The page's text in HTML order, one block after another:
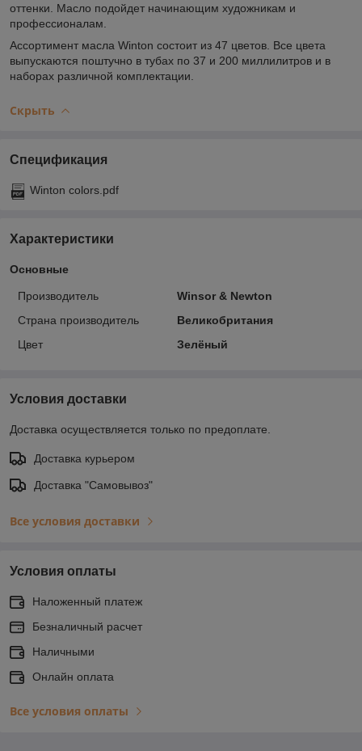
оттенки. Масло подойдет начинающим художникам и
профессионалам.
Ассортимент масла Winton состоит из 47 цветов. Все цвета
выпускаются поштучно в тубах по 37 и 200 миллилитров и в
наборах различной комплектации.
Скрыть
Спецификация
Winton colors.pdf
Характеристики
Основные
Производитель
Winsor & Newton
Страна производитель
Великобритания
Цвет
Зелёный
Условия доставки
Доставка осуществляется только по предоплате.
Доставка курьером
Доставка "Самовывоз"
Все условия доставки
Условия оплаты
Наложенный платеж
Безналичный расчет
Наличными
Онлайн оплата
Все условия оплаты